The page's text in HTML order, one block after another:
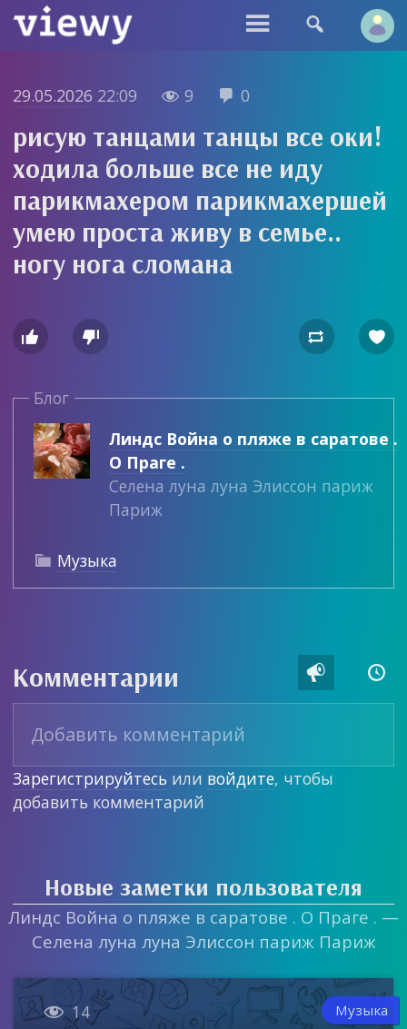
 
29.05.2026 22:09  9  0
рисую танцами танцы все оки!
ходила больше все не иду
парикмахером парикмахершей
умею проста живу в семье..
ногу нога сломана
   
Блог
Линдс Война о пляже в саратове .
О Праге .
Селена луна луна Элиссон париж
Париж
 Музыка
Комментарии  
Зарегистрируйтесь или войдите, чтобы
добавить комментарий
Новые заметки пользователя
Линдс Война о пляже в саратове . О Праге . —
Селена луна луна Элиссон париж Париж
 14 Музыка